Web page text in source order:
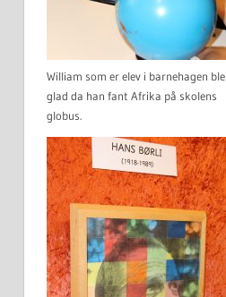
William som er elev i barnehagen ble
glad da han fant Afrika på skolens
globus.